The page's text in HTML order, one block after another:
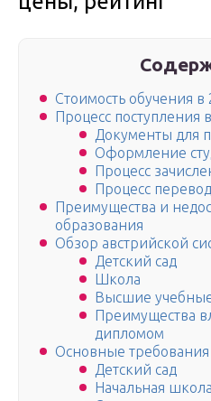
Стоимость обучения в
Процесс поступления
Документы для
Оформление
Процесс
Процесс
Преимущества и
образования
Обзор австрийской
Детский сад
Школа
Высшие
Преимущества
дипломом
Основные требования
Детский сад
Начальная школа